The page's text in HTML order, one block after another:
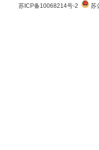
苏ICP备10068214号-2 苏